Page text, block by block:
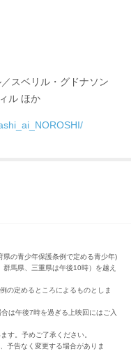
スベリル・グドナソン
ル ほか
の青少年保護条例で定める青少年)
馬県、三重県は午後10時）を越え
の定めるところによるものとしま
は午後7時を過ぎる上映回にはご入
す。予めご了承ください。
予告なく変更する場合がありま